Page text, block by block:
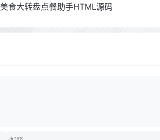
美食大转盘点餐助手HTML源码